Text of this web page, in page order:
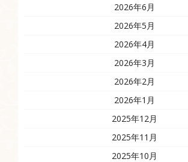
2026年6月
2026年5月
2026年4月
2026年3月
2026年2月
2026年1月
2025年12月
2025年11月
2025年10月